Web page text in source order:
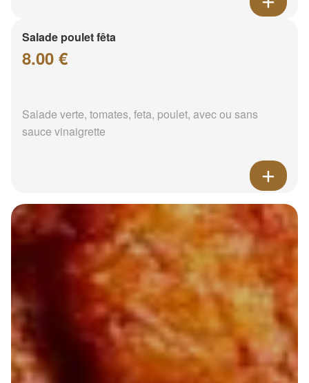
Salade poulet fêta
8.00 €
Salade verte, tomates, feta, poulet, avec ou sans
sauce vinaigrette